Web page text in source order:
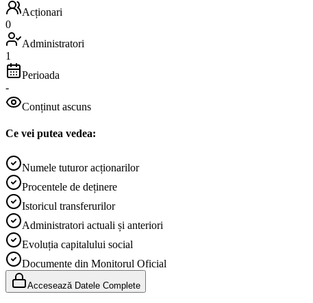
Acționari
0
Administratori
1
Perioada
-
Conținut ascuns
Ce vei putea vedea:
Numele tuturor acționarilor
Procentele de deținere
Istoricul transferurilor
Administratori actuali și anteriori
Evoluția capitalului social
Documente din Monitorul Oficial
Accesează Datele Complete